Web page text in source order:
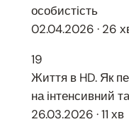
особистість
02.04.2026 · 26
19
Життя в HD. Як
на інтенсивний
26.03.2026 · 11 хв